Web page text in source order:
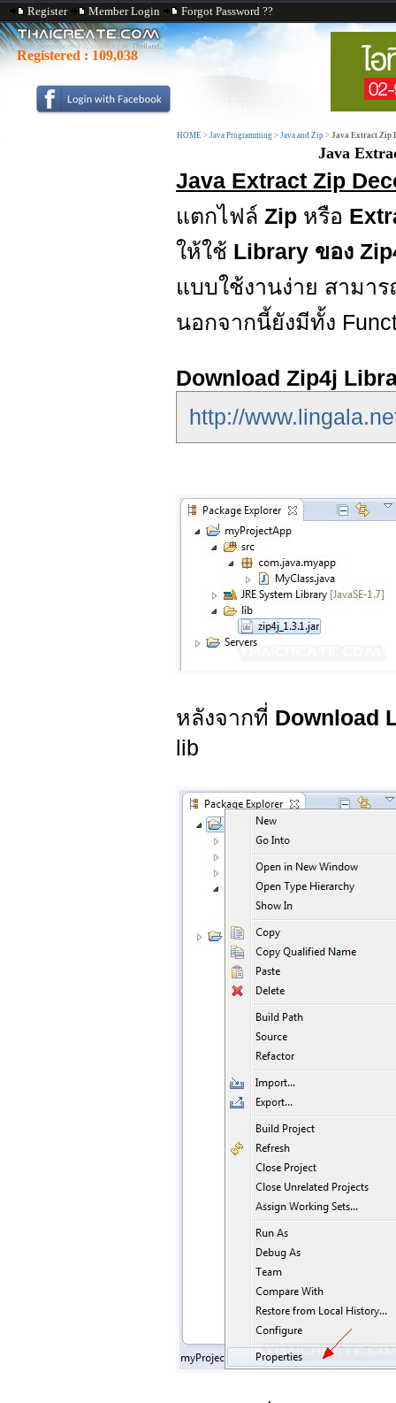
Register Member Login Forgot Password ??
Registered : 109,038
HOME > Java Programming > Java and Zip > Java Extract Zip
Java
Java Extract Zip
แตกไฟล์ Zip หรือ
ให้ใช้ Library ของ
แบบใช้งานง่าย สามา
นอกจากนี้ยังมีทั้ง
Download Zip4j
http://
หลังจากที่ Download
lib